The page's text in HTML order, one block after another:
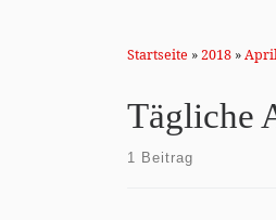
Startseite »2018 »
Tägliche
1 Beitrag